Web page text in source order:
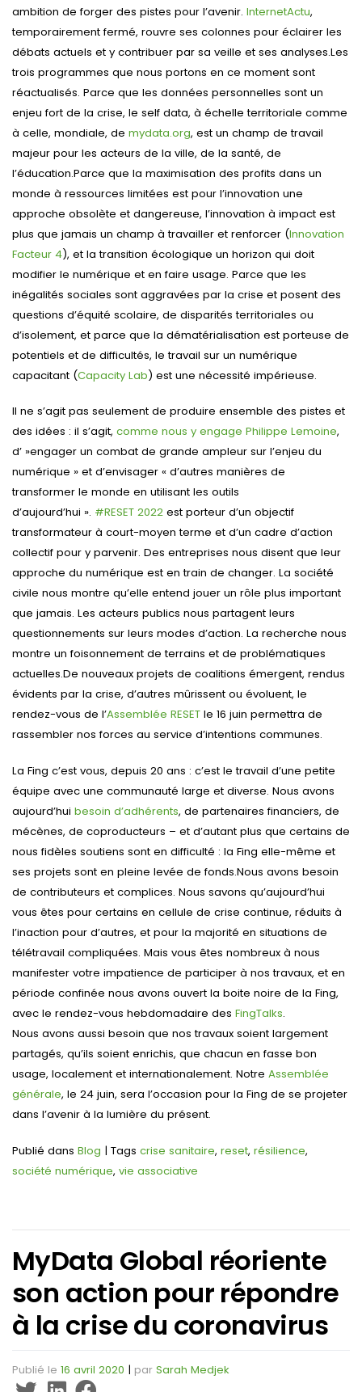
ambition de forger des pistes pour l’avenir. InternetActu,
temporairement fermé, rouvre ses colonnes pour éclairer les
débats actuels et y contribuer par sa veille et ses analyses.Les
trois programmes que nous portons en ce moment sont
réactualisés. Parce que les données personnelles sont un
enjeu fort de la crise, le self data, à échelle territoriale comme
à celle, mondiale, de mydata.org, est un champ de travail
majeur pour les acteurs de la ville, de la santé, de
l’éducation.Parce que la maximisation des profits dans un
monde à ressources limitées est pour l’innovation une
approche obsolète et dangereuse, l’innovation à impact est
plus que jamais un champ à travailler et renforcer (Innovation
Facteur 4), et la transition écologique un horizon qui doit
modifier le numérique et en faire usage. Parce que les
inégalités sociales sont aggravées par la crise et posent des
questions d’équité scolaire, de disparités territoriales ou
d’isolement, et parce que la dématérialisation est porteuse de
potentiels et de difficultés, le travail sur un numérique
capacitant (Capacity Lab) est une nécessité impérieuse.
Il ne s’agit pas seulement de produire ensemble des pistes et
des idées : il s’agit, comme nous y engage Philippe Lemoine,
d’ »engager un combat de grande ampleur sur l’enjeu du
numérique » et d’envisager « d’autres manières de
transformer le monde en utilisant les outils
d’aujourd’hui ». #RESET 2022 est porteur d’un objectif
transformateur à court-moyen terme et d’un cadre d’action
collectif pour y parvenir. Des entreprises nous disent que leur
approche du numérique est en train de changer. La société
civile nous montre qu’elle entend jouer un rôle plus important
que jamais. Les acteurs publics nous partagent leurs
questionnements sur leurs modes d’action. La recherche nous
montre un foisonnement de terrains et de problématiques
actuelles.De nouveaux projets de coalitions émergent, rendus
évidents par la crise, d’autres mûrissent ou évoluent, le
rendez-vous de l’Assemblée RESET le 16 juin permettra de
rassembler nos forces au service d’intentions communes.
La Fing c’est vous, depuis 20 ans : c’est le travail d’une petite
équipe avec une communauté large et diverse. Nous avons
aujourd’hui besoin d’adhérents, de partenaires financiers, de
mécènes, de coproducteurs – et d’autant plus que certains de
nous fidèles soutiens sont en difficulté : la Fing elle-même et
ses projets sont en pleine levée de fonds.Nous avons besoin
de contributeurs et complices. Nous savons qu’aujourd’hui
vous êtes pour certains en cellule de crise continue, réduits à
l’inaction pour d’autres, et pour la majorité en situations de
télétravail compliquées. Mais vous êtes nombreux à nous
manifester votre impatience de participer à nos travaux, et en
période confinée nous avons ouvert la boite noire de la Fing,
avec le rendez-vous hebdomadaire des FingTalks.
Nous avons aussi besoin que nos travaux soient largement
partagés, qu’ils soient enrichis, que chacun en fasse bon
usage, localement et internationalement. Notre Assemblée
générale, le 24 juin, sera l’occasion pour la Fing de se projeter
dans l’avenir à la lumière du présent.
Publié dans Blog | Tags crise sanitaire, reset, résilience,
société numérique, vie associative
MyData Global réoriente
son action pour répondre
à la crise du coronavirus
Publié le 16 avril 2020 | par Sarah Medjek